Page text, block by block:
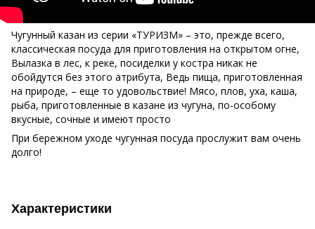
Чугунный казан из серии «ТУРИЗМ» – это, прежде всего,
классическая посуда для приготовления на открытом огне,
Вылазка в лес, к реке, посиделки у костра никак не
обойдутся без этого атрибута, Ведь пища, приготовленная
на природе, – еще то удовольствие! Мясо, плов, уха, каша,
рыба, приготовленные в казане из чугуна, по-особому
вкусные, сочные и имеют просто
При бережном уходе чугунная посуда прослужит вам очень
долго!
Характеристики